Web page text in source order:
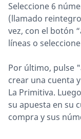
Seleccione 6
(llamado
vez, con el botón
líneas o
Por último, pulse
crear una cuenta
La Primitiva.
su apuesta en su
compra y sus